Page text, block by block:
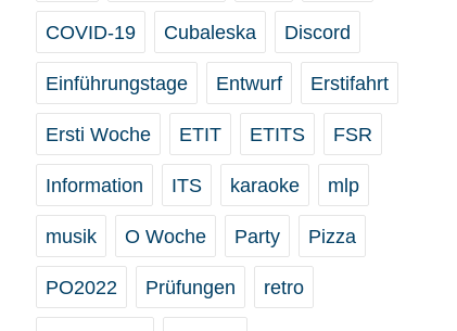
COVID-19 Cubaleska Discord
Einführungstage Entwurf Erstifahrt
Ersti Woche ETIT ETITS FSR
Information ITS karaoke mlp
musik O Woche Party Pizza
PO2022 Prüfungen retro